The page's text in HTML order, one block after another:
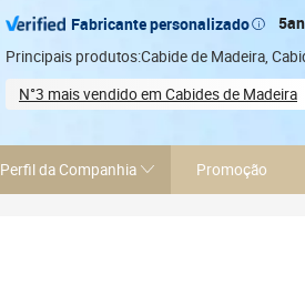
Fabricante personalizado
Principais produtos:Cabide de Madeira,
N°3 mais vendido em Cabides de Madeira
Perfil da Companhia Promoção